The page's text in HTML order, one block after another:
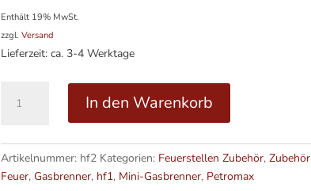
Enthält 19% MwSt.
zzgl.Versand
Lieferzeit: ca. 3-4 Werktage
Gasbrenner
Menge
In den Warenkorb
t
e
r
n
Artikelnummer: hf2 Kategorien: Feuerstellen Zubehör,Zubehör
Feuer,Gasbrenner, hf1, Mini-Gasbrenner, Petromax